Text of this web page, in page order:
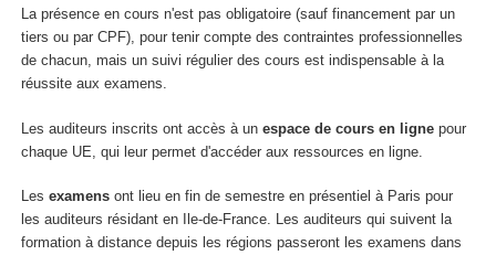
La présence en cours n'est pas obligatoire (sauf financement par un
tiers ou par CPF), pour tenir compte des contraintes professionnelles
de chacun, mais un suivi régulier des cours est indispensable à la
réussite aux examens.
Les auditeurs inscrits ont accès à un espace de cours en ligne pour
chaque UE, qui leur permet d'accéder aux ressources en ligne.
Les examens ont lieu en fin de semestre en présentiel à Paris pour
les auditeurs résidant en Ile-de-France. Les auditeurs qui suivent la
formation à distance depuis les régions passeront les examens dans